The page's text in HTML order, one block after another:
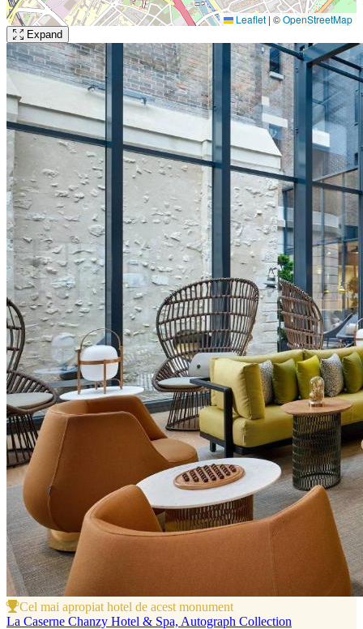
Leaflet | ©OpenStreetMap
Expand
Cel mai apropiat hotel de acest monument
La Caserne Chanzy Hotel & Spa, Autograph Collection